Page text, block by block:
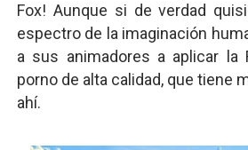
Fox! Aunque si de verdad
espectro de la imaginación
a sus animadores a aplicar la
porno de alta calidad, que tiene
ahí.